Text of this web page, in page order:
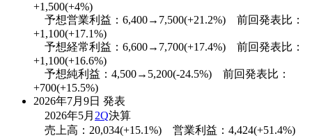
+1,500(+4%)
予想営業利益：6,400→7,500(+21.2%) 前回発表比：
+1,100(+17.1%)
予想経常利益：6,600→7,700(+17.4%) 前回発表比：
+1,100(+16.6%)
予想純利益：4,500→5,200(-24.5%) 前回発表比：
+700(+15.5%)
2026年7月9日 発表
2026年5月 2Q決算
売上高：20,034(+15.1%) 営業利益：4,424(+51.4%)